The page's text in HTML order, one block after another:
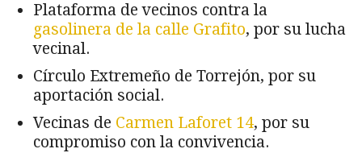
Plataforma de vecinos contra la
gasolinera de la calle Grafito, por su lucha
vecinal.
Círculo Extremeño de Torrejón, por su
aportación social.
Vecinas de Carmen Laforet 14, por su
compromiso con la convivencia.